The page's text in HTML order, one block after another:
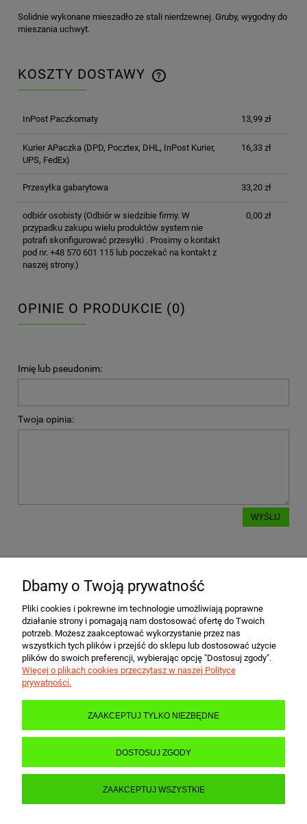
Solidnie wykonane mieszadło ze stali nierdzewnej. Gruby, wygodny do
mieszania uchwyt.
KOSZTY DOSTAWY
CENA NIE ZAWIERA EWENTUALNYCH KOSZTÓW
InPost Paczkomaty 13,99 zł
Kurier APaczka (DPD, Pocztex, DHL, InPost Kurier,
UPS, FedEx)
16,33 zł
Przesyłka gabarytowa 33,20 zł
odbiór osobisty(Odbiór w siedzibie firmy. W
przypadku zakupu wielu produktów system nie
potrafi skonfigurować przesyłki . Prosimy o kontakt
pod nr. +48 570 601 115 lub poczekać na kontakt z
naszej strony.)
0,00 zł
OPINIE O PRODUKCIE (0)
Imię lub pseudonim:
Twoja opinia:
WYŚLIJ
POMOC
MOJE KONTO
PŁATNOŚCI I DOSTAWA
INFORMACJE
Dbamy o Twoją prywatność
Pliki cookies i pokrewne im technologie umożliwiają poprawne
działanie strony i pomagają nam dostosować ofertę do Twoich
potrzeb. Możesz zaakceptować wykorzystanie przez nas
wszystkich tych plików i przejść do sklepu lub dostosować użycie
plików do swoich preferencji, wybierając opcję "Dostosuj zgody".
Więcej o plikach cookies przeczytasz w naszej Polityce
prywatności.
ZAAKCEPTUJ TYLKO NIEZBĘDNE
DOSTOSUJ ZGODY
ZAAKCEPTUJ WSZYSTKIE